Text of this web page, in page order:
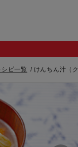
シピ一覧 けんちん汁（